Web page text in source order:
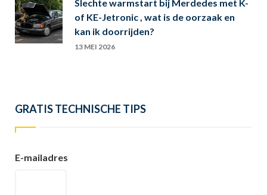
Slechte warmstart bij Merdedes met K-
of KE-Jetronic , wat is de oorzaak en
kan ik doorrijden?
13 MEI 2026
GRATIS TECHNISCHE TIPS
E-mailadres